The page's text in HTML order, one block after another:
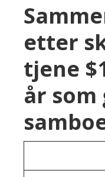
etter
tjene
år